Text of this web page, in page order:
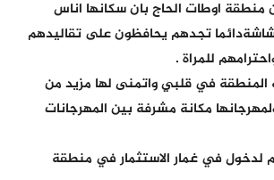
اوطات الحاج بان سكانها اناس
تجدهم يحافظون على تقاليدهم
للمراة .
المنطقة في قلبي واتمنى لها مزيد من
ولمهرجانها مكانة مشرفة بين المهرجانات
لدخول في غمار الاستثمار في منطقة